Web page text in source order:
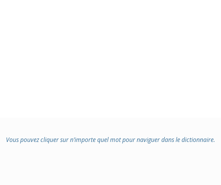
Vous pouvez cliquer sur n’importe quel mot pour naviguer dans le dictionnaire.